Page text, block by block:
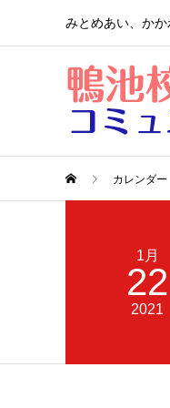
みとめあい、か
カレンダー
1月
22
2021